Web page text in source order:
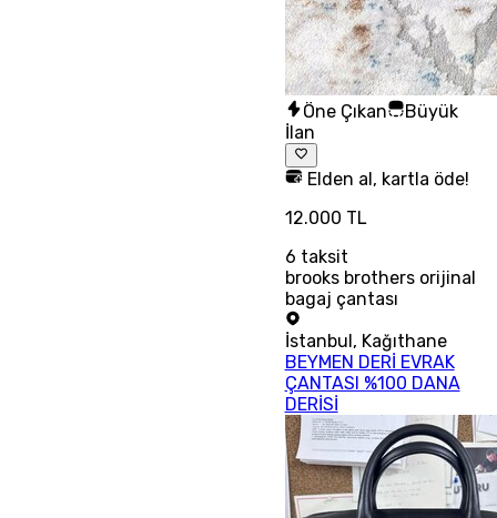
Öne Çıkan
Büyük
İlan
Elden al, kartla öde!
12.000 TL
6 taksit
brooks brothers orijinal
bagaj çantası
İstanbul , Kağıthane
BEYMEN DERİ EVRAK
ÇANTASI %100 DANA
DERİSİ